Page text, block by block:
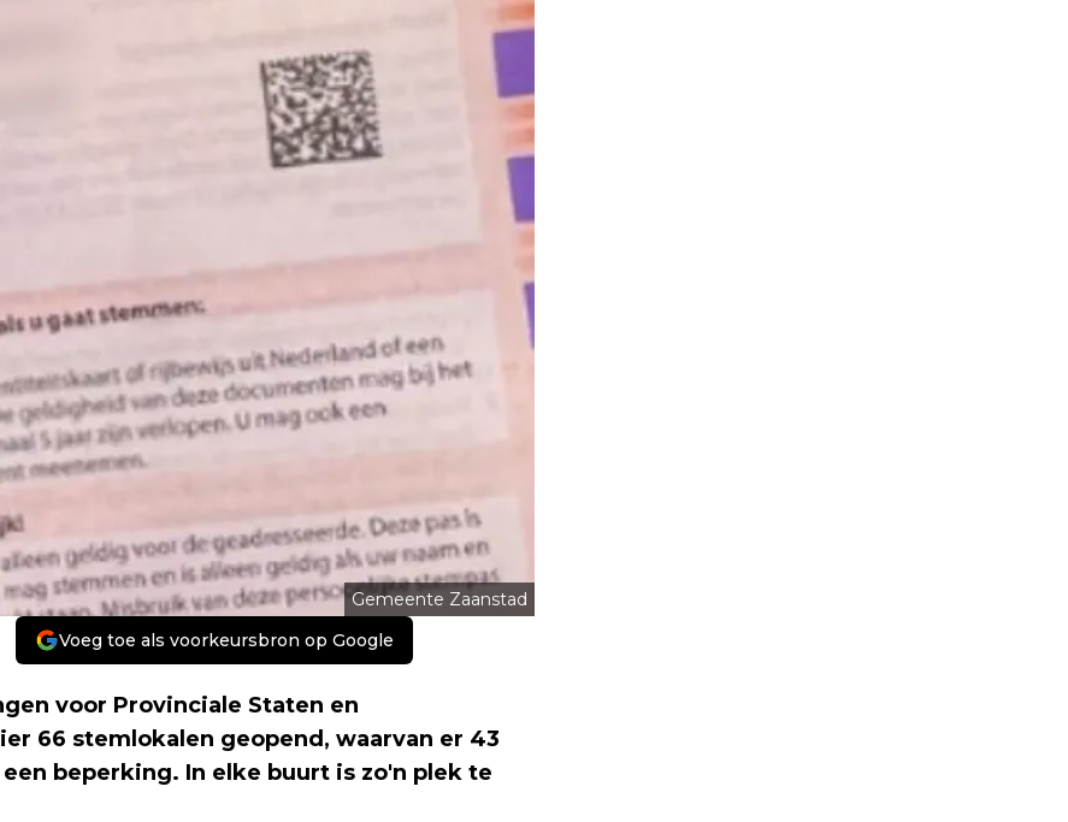
Gemeente Zaanstad
Voeg toe als voorkeursbron op Google
voor Provinciale Staten en
66 stemlokalen geopend, waarvan er 43
beperking. In elke buurt is zo'n plek te